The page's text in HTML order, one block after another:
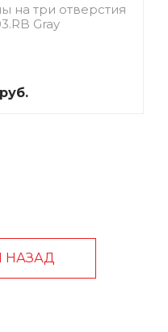
на три отверстия
Gray
НАЗАД